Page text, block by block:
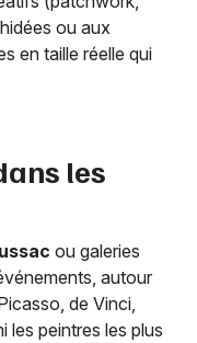
ou aux
en taille réelle qui
les
ou galeries
autour
de Vinci,
les peintres les plus